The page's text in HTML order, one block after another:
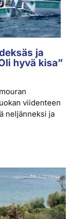
ja
hyvä kisa”
viidenteen
neljänneksi ja